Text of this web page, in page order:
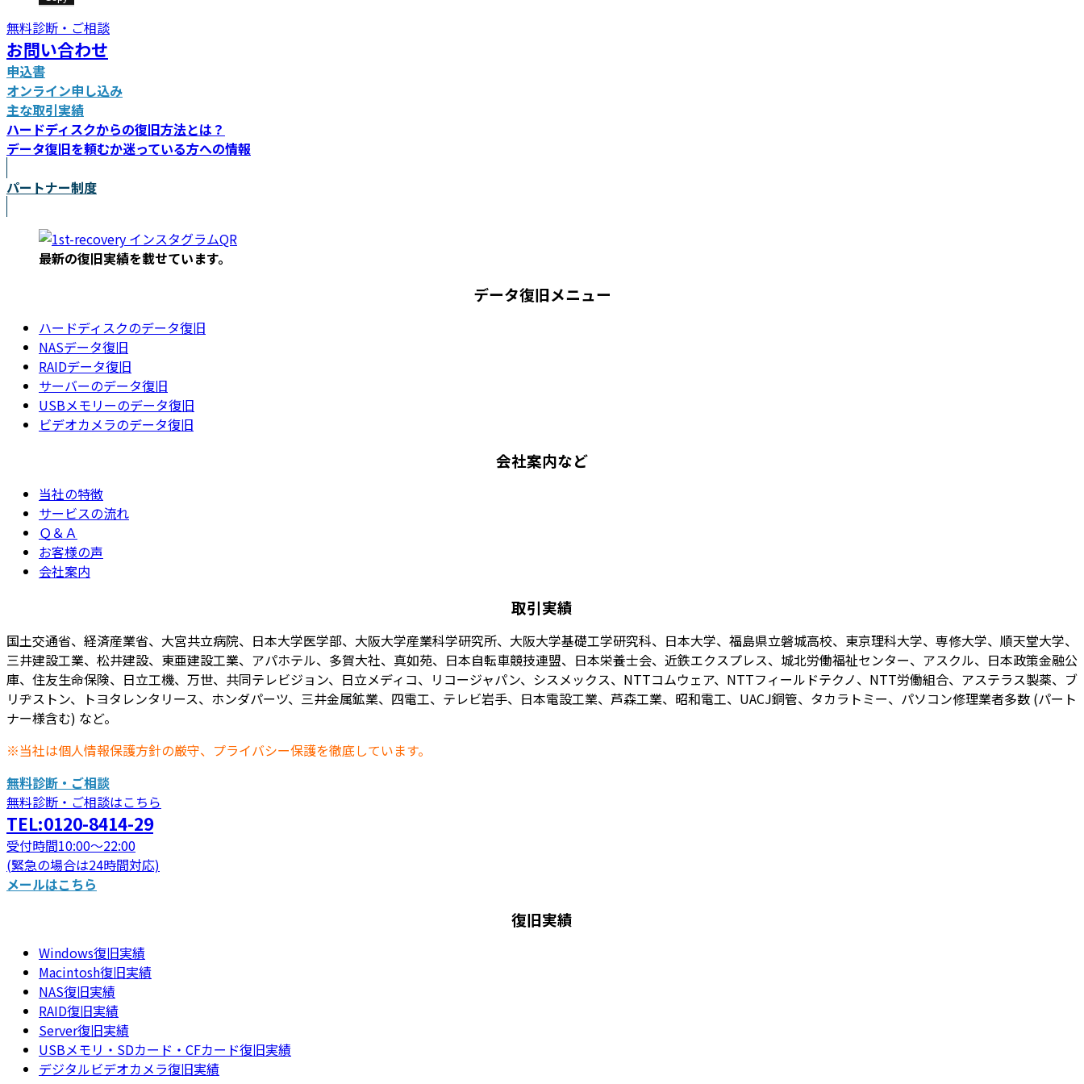
無料診断・ご相談
お問い合わせ
申込書
オンライン申し込み
主な取引実績
ハードディスクからの復旧方法とは？
データ復旧を頼むか迷っている方への情報
パートナー制度
最新の復旧実績を載せています。
データ復旧メニュー
ハードディスクのデータ復旧
NASデータ復旧
RAIDデータ復旧
サーバーのデータ復旧
USBメモリーのデータ復旧
ビデオカメラのデータ復旧
会社案内など
当社の特徴
サービスの流れ
Ｑ＆Ａ
お客様の声
会社案内
取引実績
国土交通省、経済産業省、大宮共立病院、日本大学医学部、大阪大学産業科学研究所、大阪大学基礎工学研究科、日本大学、福島県立磐城高校、東京理科大学、専修大学、順天堂大学、
三井建設工業、松井建設、東亜建設工業、アパホテル、多賀大社、真如苑、日本自転車競技連盟、日本栄養士会、近鉄エクスプレス、城北労働福祉センター、アスクル、日本政策金融公
庫、住友生命保険、日立工機、万世、共同テレビジョン、日立メディコ、リコージャパン、シスメックス、NTTコムウェア、NTTフィールドテクノ、NTT労働組合、アステラス製薬、ブ
リヂストン、トヨタレンタリース、ホンダパーツ、三井金属鉱業、四電工、テレビ岩手、日本電設工業、芦森工業、昭和電工、UACJ銅管、タカラトミー、パソコン修理業者多数 (パート
ナー様含む) など。
※当社は個人情報保護方針の厳守、プライバシー保護を徹底しています。
無料診断・ご相談
無料診断・ご相談はこちら
TEL:0120-8414-29
受付時間10:00～22:00
(緊急の場合は24時間対応)
メールはこちら
復旧実績
Windows復旧実績
Macintosh復旧実績
NAS復旧実績
RAID復旧実績
Server復旧実績
USBメモリ・SDカード・CFカード復旧実績
デジタルビデオカメラ復旧実績